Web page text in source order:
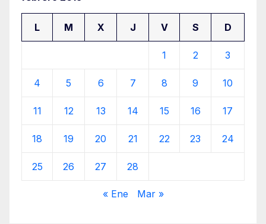
L M X J V S D
1 2 3
4 5 6 7 8 9 10
11 12 13 14 15 16 17
18 19 20 21 22 23 24
25 26 27 28
« Ene Mar »